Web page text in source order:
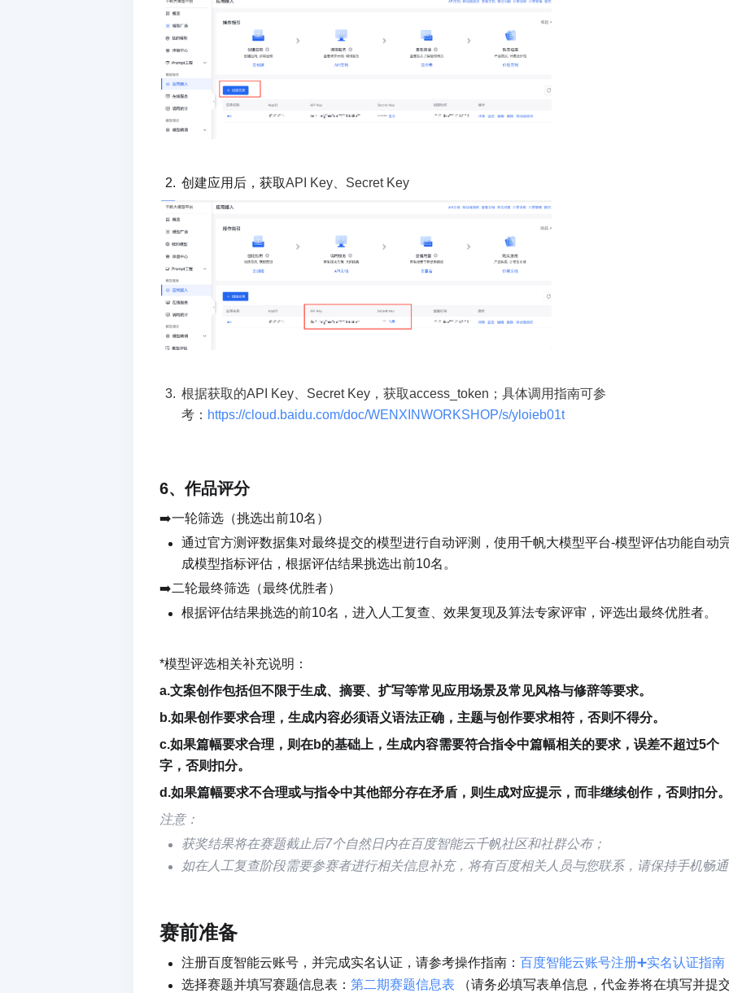
创建应用后，获取API Key、Secret Key
根据获取的API Key、Secret Key，获取access_token；具体调用指南可参
考： https://cloud.baidu.com/doc/WENXINWORKSHOP/s/yloieb01t
6、作品评分
➡️一轮筛选（挑选出前10名）
通过官方测评数据集对最终提交的模型进行自动评测，使用千帆大模型平台-模型评估功能自动
成模型指标评估，根据评估结果挑选出前10名。
➡️二轮最终筛选（最终优胜者）
根据评估结果挑选的前10名，进入人工复查、效果复现及算法专家评审，评选出最终优胜者。
*模型评选相关补充说明：
a.文案创作包括但不限于生成、摘要、扩写等常见应用场景及常见风格与修辞等要求。
b.如果创作要求合理，生成内容必须语义语法正确，主题与创作要求相符，否则不得分。
c.如果篇幅要求合理，则在b的基础上，生成内容需要符合指令中篇幅相关的要求，误差不超过5个
字，否则扣分。
d.如果篇幅要求不合理或与指令中其他部分存在矛盾，则生成对应提示，而非继续创作，否则扣分
注意：
获奖结果将在赛题截止后7个自然日内在百度智能云千帆社区和社群公布；
如在人工复查阶段需要参赛者进行相关信息补充，将有百度相关人员与您联系，请保持手机畅
赛前准备
注册百度智能云账号，并完成实名认证，请参考操作指南： 百度智能云账号注册➕实名认证指南
选择赛题并填写赛题信息表： 第二期赛题信息表 （请务必填写表单信息，代金券将在填写并提